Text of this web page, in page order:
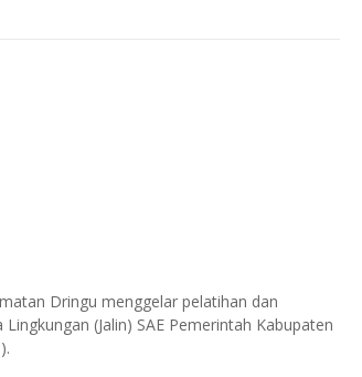
Dringu menggelar pelatihan dan
(Jalin) SAE Pemerintah Kabupaten